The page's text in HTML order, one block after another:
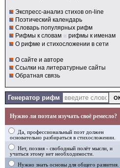
Экспресс-анализ стихов on-line
Поэтический календарь
Словарь популярных рифм
Рифмы к словам и рифмы к именам
О рифме и стихосложении в сети
О сайте и авторе
Ссылки на литературные сайты
Обратная связь
Генератор рифм
Нужно ли поэтам изучать своё ремесло?
Да, профессиональный поэт должен
основательно разбираться в стихосложении.
Нет, поэзия - свободный полёт мысли, и
учиться этому нет необходимости.
Нужно знать основы для общего развития.